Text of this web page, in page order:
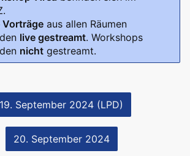
Vorträge aus allen Räumen
live gestreamt. Workshops
nicht gestreamt.
19. September 2024 (LPD)
20. September 2024